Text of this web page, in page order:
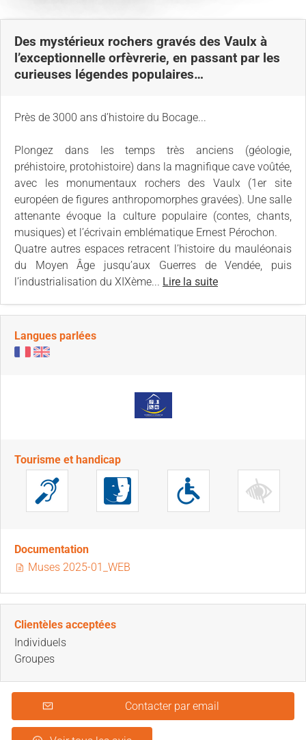
Des mystérieux rochers gravés des Vaulx à
l’exceptionnelle orfèvrerie, en passant par les
curieuses légendes populaires…
Près de 3000 ans d’histoire du Bocage...
Plongez dans les temps très anciens (géologie,
préhistoire, protohistoire) dans la magnifique cave voûtée,
avec les monumentaux rochers des Vaulx (1er site
européen de figures anthropomorphes gravées). Une salle
attenante évoque la culture populaire (contes, chants,
musiques) et l’écrivain emblématique Ernest Pérochon.
Quatre autres espaces retracent l’histoire du mauléonais
du Moyen Âge jusqu’aux Guerres de Vendée, puis
l’industrialisation du XIXème... Lire la suite
Langues parlées
Tourisme et handicap
Documentation
Muses 2025-01_WEB
Clientèles acceptées
Individuels
Groupes
Contacter par email